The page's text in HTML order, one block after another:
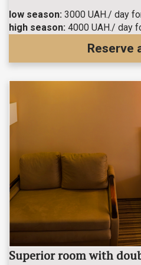
low season: 3000 UAH./ day
high season: 4000 UAH./ day
Reserve
Superior room with